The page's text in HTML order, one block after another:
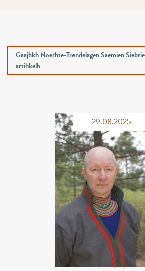
Gaajhkh Noerhte-Trøndelagen Saemien Siebrie
artihkelh
29.08.2025